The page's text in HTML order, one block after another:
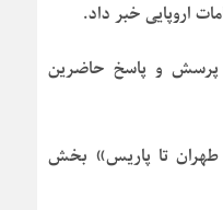
اروپایی خبر داد.
پرسش و پاسخ حاضرین
طهران تا پاریس» بخش